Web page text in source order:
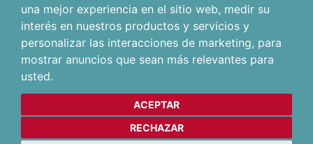
una mejor experiencia en el sitio web, medir su
interés en nuestros productos y servicios y
personalizar las interacciones de marketing, para
mostrar anuncios que sean más relevantes para
usted.
ACEPTAR
RECHAZAR